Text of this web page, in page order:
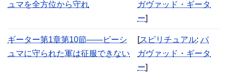
ュマを全方位から守れ
ガヴァッド・ギータ
ー]
ギーター第1章第10節――ビーシ
ュマに守られた軍は征服できない
[スピリチュアル: バ
ガヴァッド・ギータ
ー]